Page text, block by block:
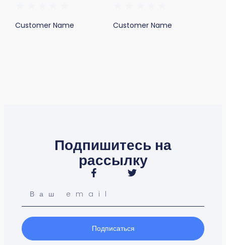
Customer Name Customer Name
Подпишитесь на
рассылку
Подписаться